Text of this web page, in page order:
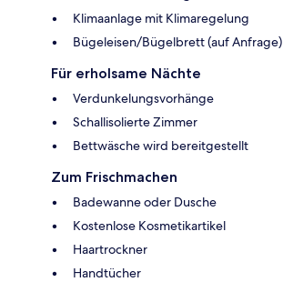
Klimaanlage mit Klimaregelung
Bügeleisen/Bügelbrett (auf Anfrage)
Für erholsame Nächte
Verdunkelungsvorhänge
Schallisolierte Zimmer
Bettwäsche wird bereitgestellt
Zum Frischmachen
Badewanne oder Dusche
Kostenlose Kosmetikartikel
Haartrockner
Handtücher